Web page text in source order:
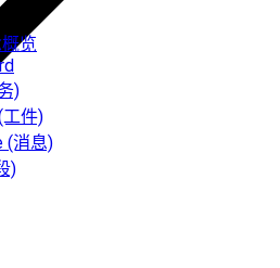
览
)
件)
(消息)
)